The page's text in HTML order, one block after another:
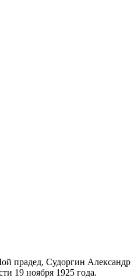
прадед, Судоргин Александр
19 ноября 1925 года.